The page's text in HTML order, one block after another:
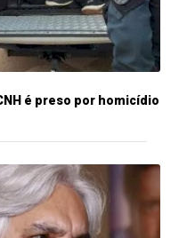
é preso por homicídio